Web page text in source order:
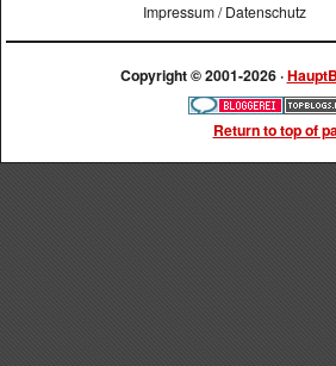
Impressum / Datenschutz
Copyright © 2001-2026 ·
Return to top of